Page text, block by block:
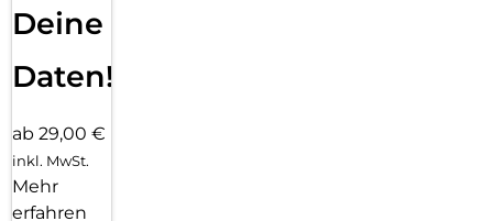
Deine
Daten!
ab 29,00 €
inkl. MwSt.
Mehr
erfahren